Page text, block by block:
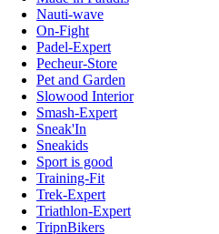
Nauti-wave
On-Fight
Padel-Expert
Pecheur-Store
Pet and Garden
Slowood Interior
Smash-Expert
Sneak'In
Sneakids
Sport is good
Training-Fit
Trek-Expert
Triathlon-Expert
TripnBikers